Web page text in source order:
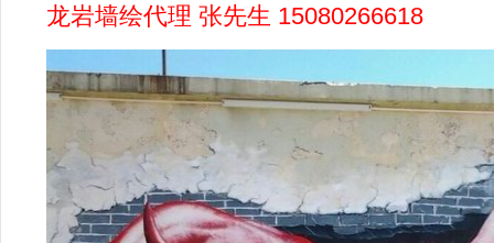
龙岩墙绘代理 张先生 15080266618